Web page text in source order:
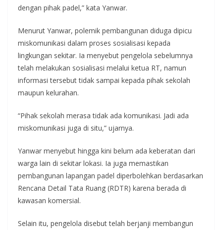
dengan pihak padel,” kata Yanwar.
Menurut Yanwar, polemik pembangunan diduga dipicu
miskomunikasi dalam proses sosialisasi kepada
lingkungan sekitar. Ia menyebut pengelola sebelumnya
telah melakukan sosialisasi melalui ketua RT, namun
informasi tersebut tidak sampai kepada pihak sekolah
maupun kelurahan.
“Pihak sekolah merasa tidak ada komunikasi. Jadi ada
miskomunikasi juga di situ,” ujarnya.
Yanwar menyebut hingga kini belum ada keberatan dari
warga lain di sekitar lokasi. Ia juga memastikan
pembangunan lapangan padel diperbolehkan berdasarkan
Rencana Detail Tata Ruang (RDTR) karena berada di
kawasan komersial.
Selain itu, pengelola disebut telah berjanji membangun